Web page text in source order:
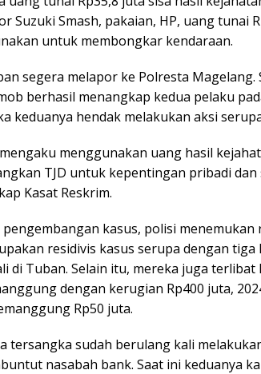
Suzuki Smash, pakaian, HP, uang tunai
untuk membongkar kendaraan.
segera melapor ke Polresta
berhasil menangkap kedua pelaku
keduanya hendak melakukan aksi
mengaku menggunakan uang hasil
TJD untuk kepentingan pribadi
Kasat Reskrim.
pengembangan kasus, polisi menemukan
residivis kasus serupa dengan
di Tuban. Selain itu, mereka juga terlibat
dengan kerugian Rp400 juta,
Rp50 juta.
tersangka sudah berulang kali
nasabah bank. Saat ini keduanya